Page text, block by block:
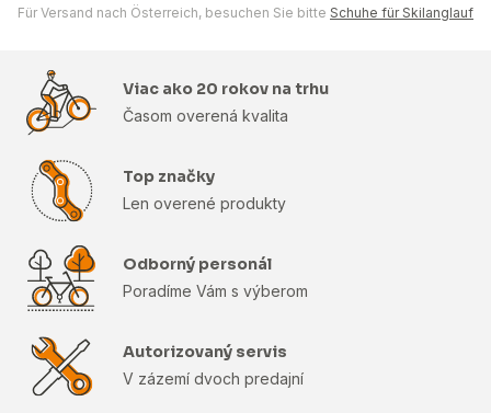
Für Versand nach Österreich, besuchen Sie bitte Schuhe für Skilanglauf
Viac ako 20 rokov na trhu
Časom overená kvalita
Top značky
Len overené produkty
Odborný personál
Poradíme Vám s výberom
Autorizovaný servis
V zázemí dvoch predajní